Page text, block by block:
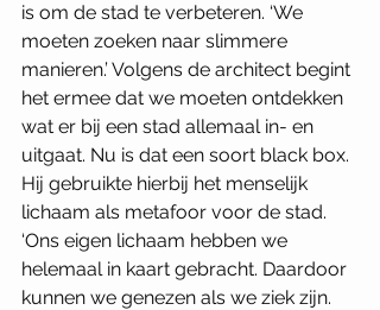
is om de stad te verbeteren. ‘We
moeten zoeken naar slimmere
manieren.’ Volgens de architect begint
het ermee dat we moeten ontdekken
wat er bij een stad allemaal in- en
uitgaat. Nu is dat een soort black box.
Hij gebruikte hierbij het menselijk
lichaam als metafoor voor de stad.
‘Ons eigen lichaam hebben we
helemaal in kaart gebracht. Daardoor
kunnen we genezen als we ziek zijn.